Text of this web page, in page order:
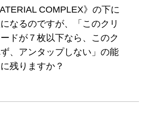
COMPLEX》の下に
なるのですが、「このクリ
ドが７枚以下なら、このク
、アンタップしない」の能
残りますか？